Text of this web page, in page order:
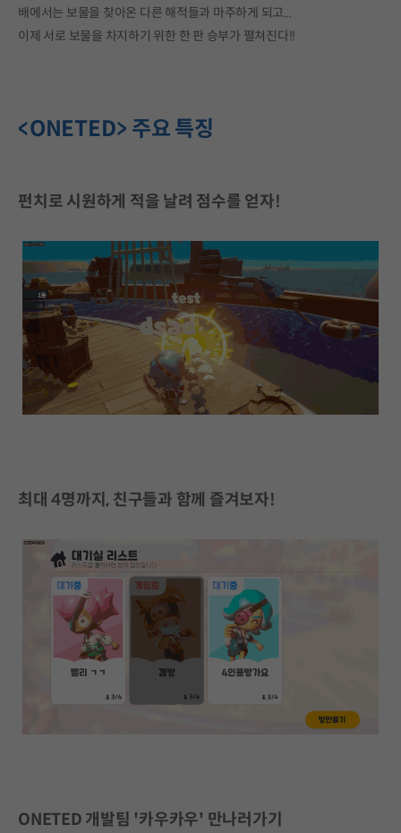
배에서는 보물을 찾아온 다른 해적들과 마주하게 되고...
이제 서로 보물을 차지하기 위한 한 판 승부가 펼쳐진다!!
<ONETED> 주요 특징
펀치로 시원하게 적을 날려 점수를 얻자!
최대 4명까지, 친구들과 함께 즐겨보자!
ONETED 개발팀 '카우카우' 만나러가기